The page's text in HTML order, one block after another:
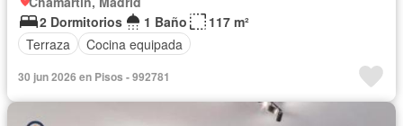
2 Dormitorios
1 Baño
117 m²
Terraza
Cocina equipada
30 jun 2026 en Pisos - 992781